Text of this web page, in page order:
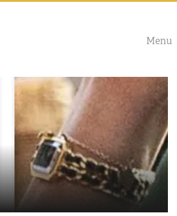
Menu